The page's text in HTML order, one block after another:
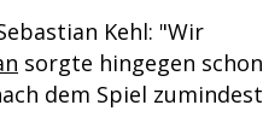
Kehl: "Wir
sorgte hingegen schon
dem Spiel zumindest